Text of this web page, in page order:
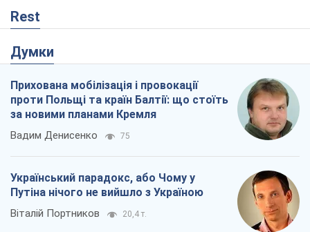
Rest
Думки
Прихована мобілізація і провокації
проти Польщі та країн Балтії: що стоїть
за новими планами Кремля
Вадим Денисенко 75
Український парадокс, або Чому у
Путіна нічого не вийшло з Україною
Віталій Портников 20,4 т.